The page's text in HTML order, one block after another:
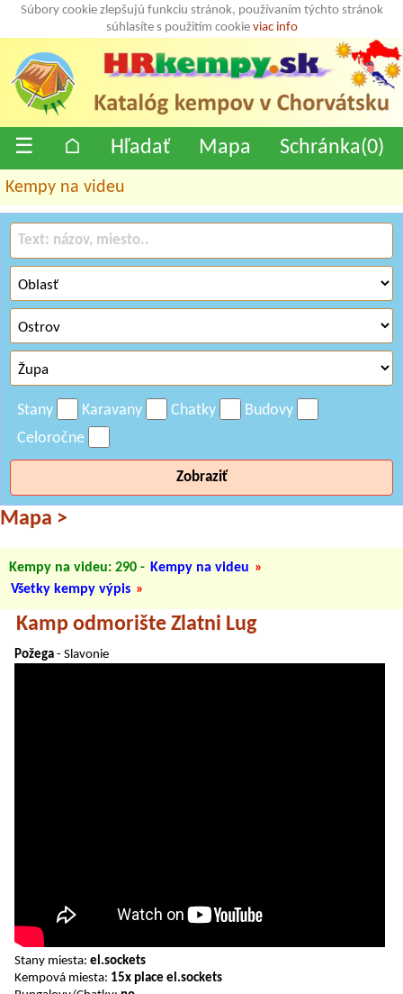
Súbory cookie zlepšujú funkciu stránok, používaním týchto stránok
súhlasíte s použitím cookie viac info
☰ ⌂ Hľadať Mapa Schránka(0)
Kempy na videu
Stany Karavany Chatky
Budovy
Celoročne
Zobraziť
Mapa >
Kempy na videu: 290 - Kempy na videu »
Všetky kempy výpis »
Kamp odmorište Zlatni Lug
Požega - Slavonie
Stany miesta: el.sockets
Kempová miesta: 15x place el.sockets